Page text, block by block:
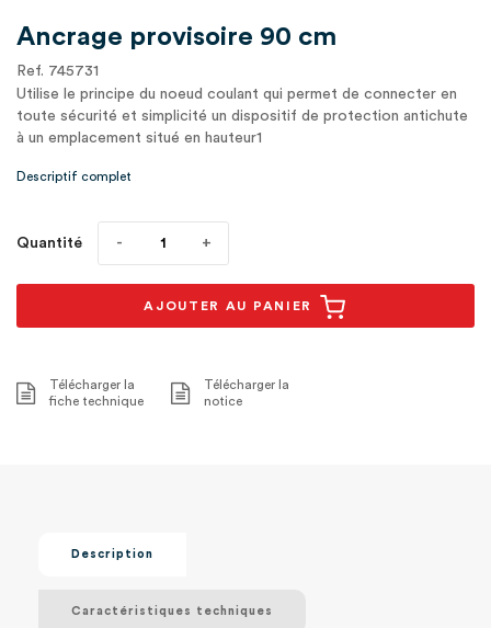
Ancrage provisoire 90 cm
Ref. 745731
Utilise le principe du noeud coulant qui permet de connecter en
toute sécurité et simplicité un dispositif de protection antichute
à un emplacement situé en hauteur1
Descriptif complet
Quantité
AJOUTER AU PANIER
Télécharger la
fiche technique
Télécharger la
notice
Description
Caractéristiques techniques